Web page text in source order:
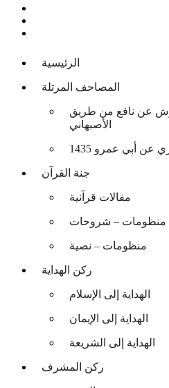
الرئيسية
المصاحف المرتلة
عن نافع من طريق
الأصبهاني
أبي عمرو 1435
جنة القرآن
مقالات قرآنية
منظومات – شروحات
منظومات – نصية
ركن الهداية
الهداية إلى الإسلام
الهداية إلى الإيمان
الهداية إلى الشريعة
ركن المشرف